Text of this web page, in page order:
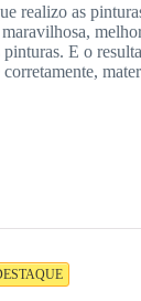
realizo as
pinturas. E o